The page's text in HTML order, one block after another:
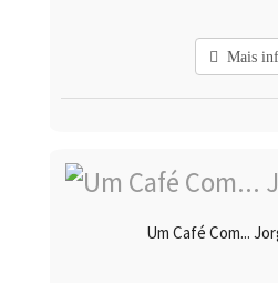
Mais
Um Café Com...